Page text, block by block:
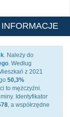
. Należy do
. Według
z 2021
50,3%
to mężczyźni.
Identyfikator
, a współrzędne